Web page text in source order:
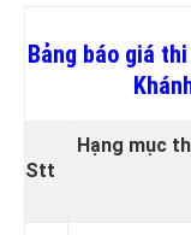
Bảng báo giá
Stt
Hạng mục